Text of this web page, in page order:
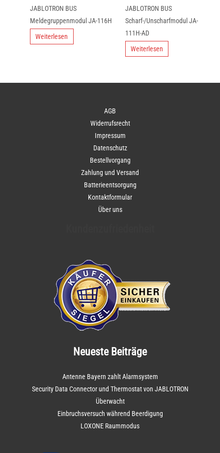
JABLOTRON BUS
Meldegruppenmodul JA-116H
Weiterlesen
JABLOTRON BUS
Scharf-/Unscharfmodul JA-
111H-AD
Weiterlesen
AGB
Widerrufsrecht
Impressum
Datenschutz
Bestellvorgang
Zahlung und Versand
Batterieentsorgung
Kontaktformular
Über uns
Neueste Beiträge
Antenne Bayern zahlt Alarmsystem
Security Data Connector und Thermostat von JABLOTRON
Überwacht
Einbruchsversuch während Beerdigung
LOXONE Raummodus